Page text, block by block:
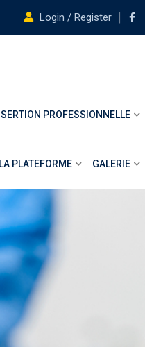
Login / Register
PROFESSIONNELLE
PLATEFORME GALERIE